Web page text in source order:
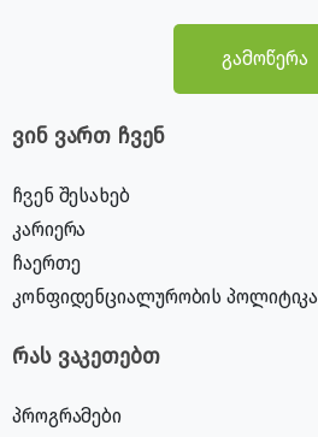
გამოწერა
ვინ ვართ ჩვენ
ჩვენ შესახებ
კარიერა
ჩაერთე
კონფიდენციალურობის პოლიტიკა
რას ვაკეთებთ
პროგრამები